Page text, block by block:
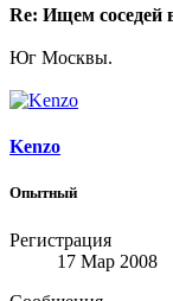
Re: Ищем соседей
Юг Москвы.
Kenzo
Опытный
Регистрация
17 Мар 2008